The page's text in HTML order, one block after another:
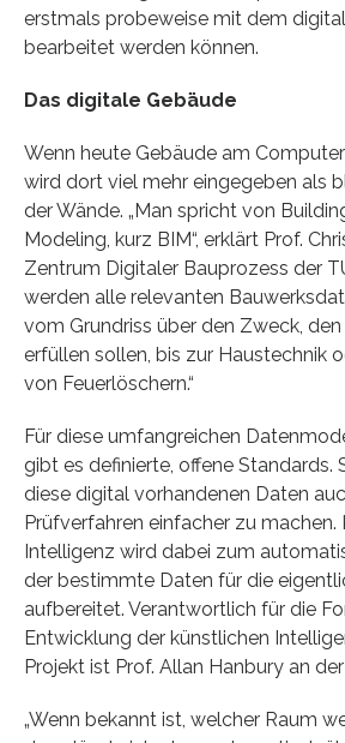
erstmals probeweise mit dem
bearbeitet werden können.
Das digitale Gebäude
Wenn heute Gebäude am
wird dort viel mehr eingegeben als
der Wände. „Man spricht von
Modeling, kurz BIM“, erklärt Prof.
Zentrum Digitaler Bauprozess der
werden alle relevanten
vom Grundriss über den Zweck,
erfüllen sollen, bis zur Haustechnik
von Feuerlöschern.“
Für diese umfangreichen
gibt es definierte, offene Standards.
diese digital vorhandenen Daten
Prüfverfahren einfacher zu machen.
Intelligenz wird dabei zum
der bestimmte Daten für die
aufbereitet. Verantwortlich für die
Entwicklung der künstlichen
Projekt ist Prof. Allan Hanbury an
„Wenn bekannt ist, welcher Raum